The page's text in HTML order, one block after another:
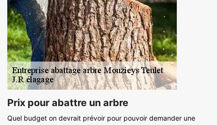
Prix pour abattre un arbre
Quel budget on devrait prévoir pour pouvoir demander une